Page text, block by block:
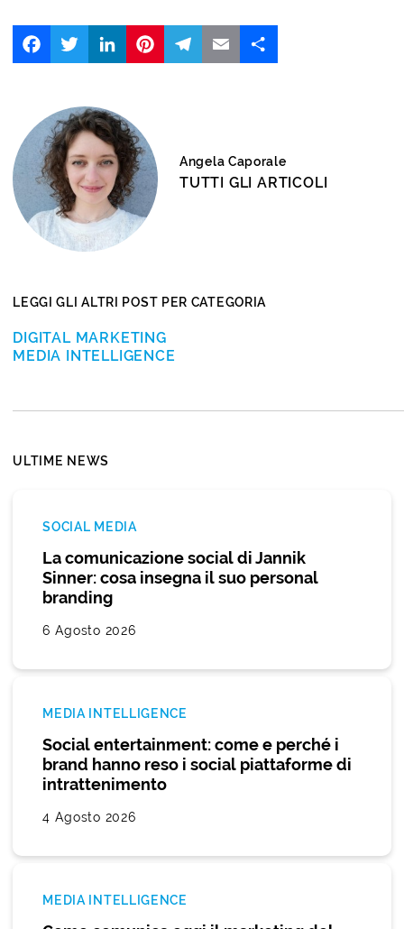
FacebookTwitter LinkedIn
Angela Caporale
TUTTI GLI ARTICOLI
LEGGI GLI ALTRI POST PER CATEGORIA
DIGITAL MARKETING
MEDIA INTELLIGENCE
ULTIME NEWS
SOCIAL MEDIA
La comunicazione social di Jannik
Sinner: cosa insegna il suo personal
branding
6 Agosto 2026
MEDIA INTELLIGENCE
Social entertainment: come e perché i
brand hanno reso i social piattaforme di
intrattenimento
4 Agosto 2026
MEDIA INTELLIGENCE